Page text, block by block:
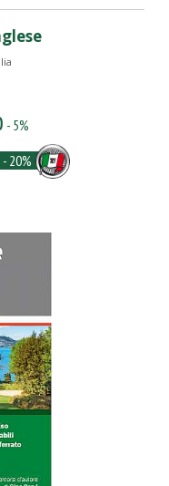
- 5%
- 20%